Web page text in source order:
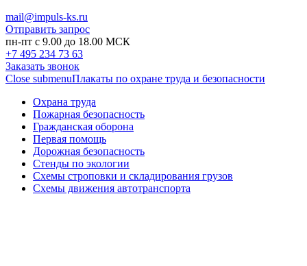
mail@impuls-ks.ru
Отправить запрос
пн-пт с 9.00 до 18.00 МСК
+7 495 234 73 63
Заказать звонок
Close submenuПлакаты по охране труда и безопасности
Охрана труда
Пожарная безопасность
Гражданская оборона
Первая помощь
Дорожная безопасность
Стенды по экологии
Схемы строповки и складирования грузов
Схемы движения автотранспорта